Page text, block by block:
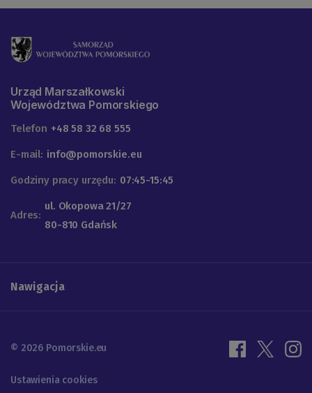
Urząd Marszałkowski
Województwa Pomorskiego
Telefon +48 58 32 68 555
E-mail: info@pomorskie.eu
Godziny pracy urzędu: 07:45-15:45
Adres:
ul. Okopowa 21/27
80-810 Gdańsk
Nawigacja
© 2026 Pomorskie.eu
Ustawienia cookies